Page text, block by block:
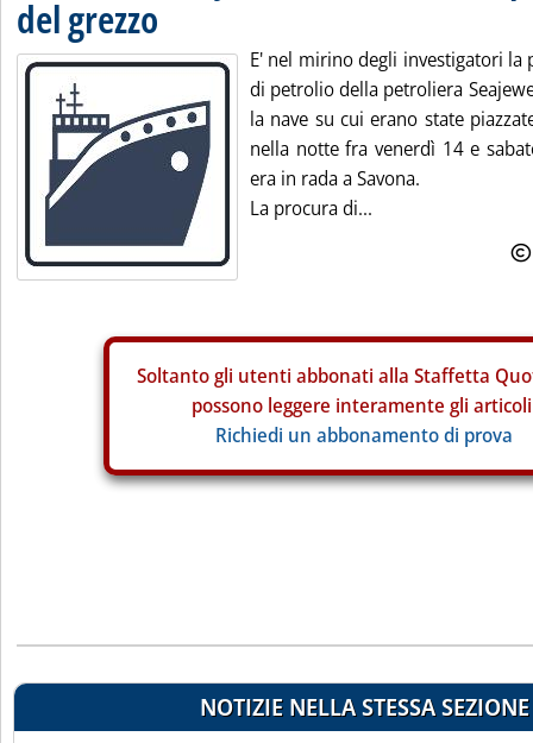
del grezzo
E' nel mirino degli investigatori la
di petrolio della petroliera
la nave su cui erano state
nella notte fra venerdì 14 e
era in rada a Savona.
La procura di...
Soltanto gli utenti abbonati alla Staffetta
possono leggere interamente gli
Richiedi un abbonamento di prova
NOTIZIE NELLA STESSA SEZIONE